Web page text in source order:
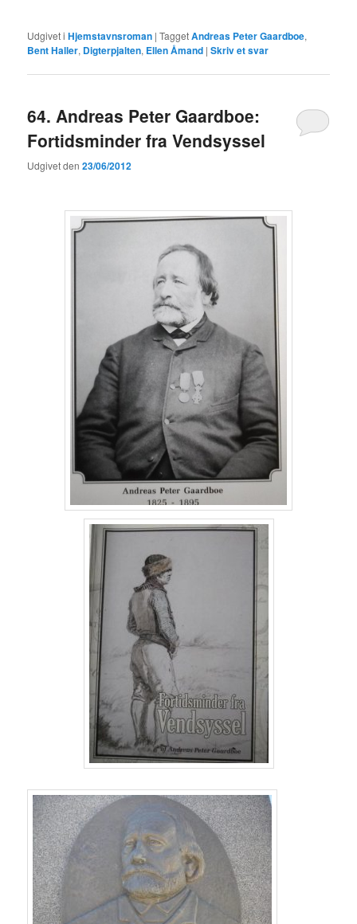
Udgivet i Hjemstavnsroman |TaggetAndreas Peter Gaardboe,
Bent Haller, Digterpjalten, Ellen Åmand |Skriv et svar
64. Andreas Peter Gaardboe:
Fortidsminder fra Vendsyssel
Udgivet den23/06/2012